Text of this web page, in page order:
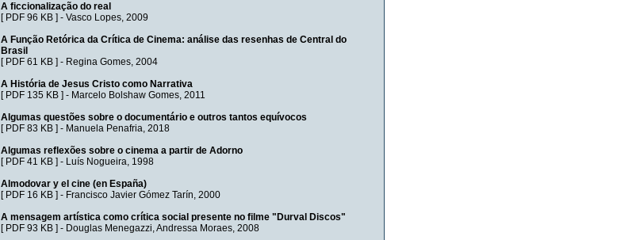
A ficcionalização do real
[ PDF 96 KB] - Vasco Lopes, 2009
A Função Retórica da Crítica de Cinema: análise das resenhas de Central do
Brasil
[ PDF 61 KB] - Regina Gomes, 2004
A História de Jesus Cristo como Narrativa
[ PDF 135 KB] - Marcelo Bolshaw Gomes, 2011
Algumas questões sobre o documentário e outros tantos equívocos
[ PDF 83 KB] - Manuela Penafria, 2018
Algumas reflexões sobre o cinema a partir de Adorno
[ PDF 41 KB] - Luís Nogueira, 1998
Almodovar y el cine (en España)
[ PDF 16 KB] - Francisco Javier Gómez Tarín, 2000
A mensagem artística como crítica social presente no filme "Durval Discos"
[ PDF 93 KB] - Douglas Menegazzi,Andressa Moraes, 2008